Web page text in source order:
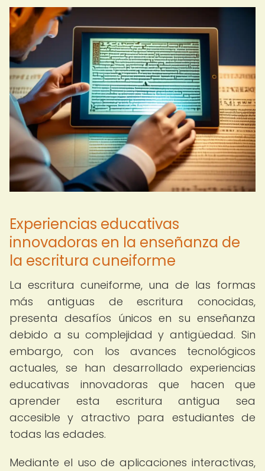
Experiencias educativas
innovadoras en la enseñanza de
la escritura cuneiforme
La escritura cuneiforme, una de las formas
más antiguas de escritura conocidas,
presenta desafíos únicos en su enseñanza
debido a su complejidad y antigüedad. Sin
embargo, con los avances tecnológicos
actuales, se han desarrollado experiencias
educativas innovadoras que hacen que
aprender esta escritura antigua sea
accesible y atractivo para estudiantes de
todas las edades.
Mediante el uso de aplicaciones interactivas,